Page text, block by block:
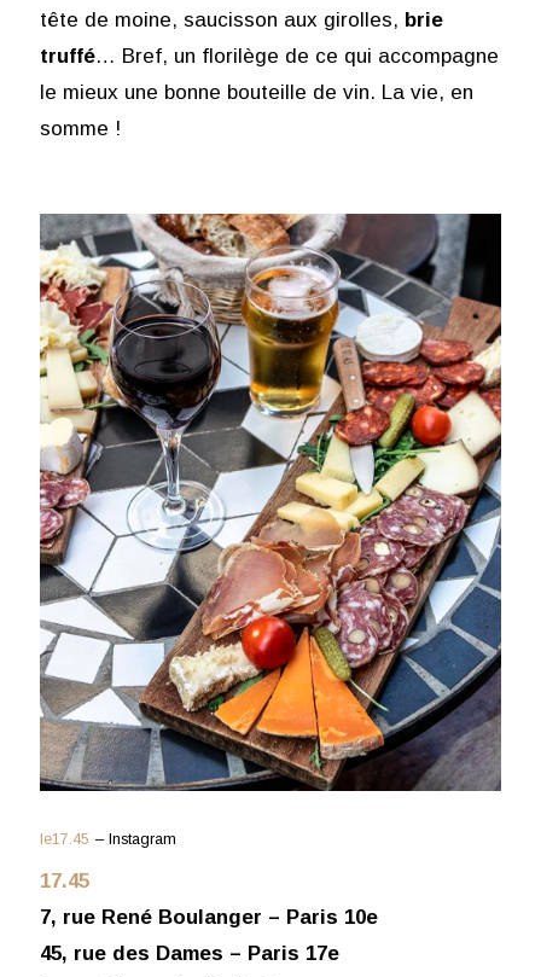
tête de moine, saucisson aux girolles, brie
truffé… Bref, un florilège de ce qui accompagne
le mieux une bonne bouteille de vin. La vie, en
somme !
le17.45 – Instagram
17.45
7, rue René Boulanger – Paris 10e
45, rue des Dames – Paris 17e